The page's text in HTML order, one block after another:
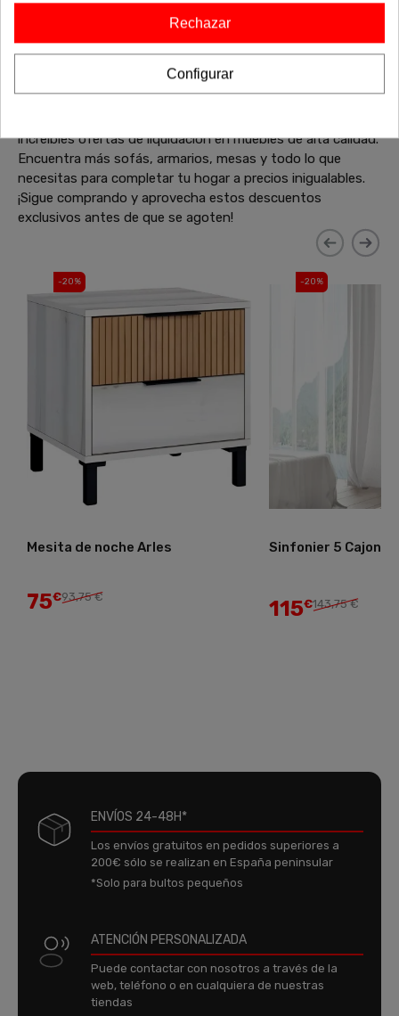
aclararte todas las dudas que te surjan.
También te puede interesar
increíbles ofertas de liquidación en muebles de alta calidad.
Encuentra más sofás, armarios, mesas y todo lo que
necesitas para completar tu hogar a precios inigualables.
¡Sigue comprando y aprovecha estos descuentos
exclusivos antes de que se agoten!
Mesita de noche Arles
75€93,75 €
-20%
Sinfonier 5 Cajones
115€143,75 €
-20%
ENVÍOS 24-48H*
Los envíos gratuitos en pedidos superiores a
200€ sólo se realizan en España peninsular
*Solo para bultos pequeños
ATENCIÓN PERSONALIZADA
Puede contactar con nosotros a través de la
web, teléfono o en cualquiera de nuestras
tiendas
Rechazar
Configurar